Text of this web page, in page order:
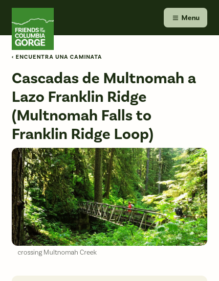
Skip
content
Menu
‹ ENCUENTRA UNA CAMINATA
Cascadas de Multnomah a
Lazo Franklin Ridge
(Multnomah Falls to
Franklin Ridge Loop)
crossing Multnomah Creek